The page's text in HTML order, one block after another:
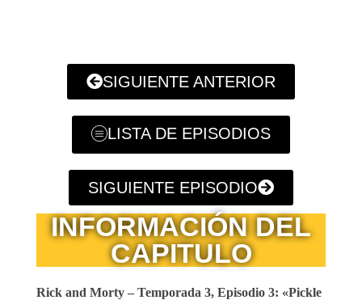
SIGUIENTE ANTERIOR
LISTA DE EPISODIOS
SIGUIENTE EPISODIO
INFORMACIÓN DEL
CAPITULO
Rick and Morty – Temporada 3, Episodio 3: «Pickle